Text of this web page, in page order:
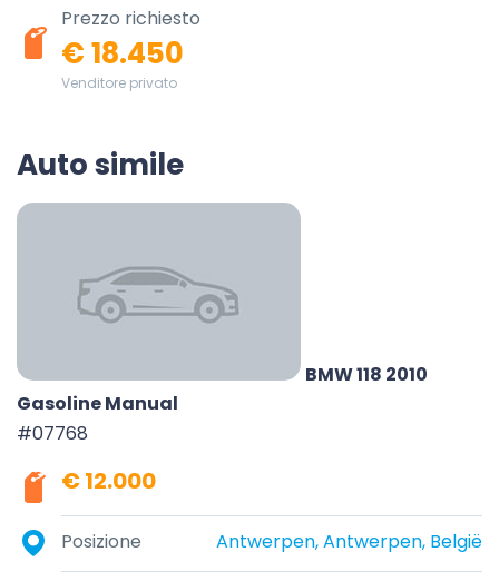
Prezzo richiesto
€ 18.450
Venditore privato
Auto simile
BMW 118 2010
Gasoline Manual
#07768
€ 12.000
Posizione Antwerpen, Antwerpen, België